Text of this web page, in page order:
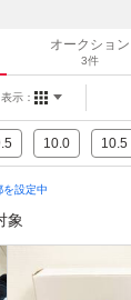
オークション
3件
表示：
10.0 10.5
を設定中
象